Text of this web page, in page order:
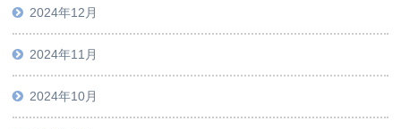
2024年12月
2024年11月
2024年10月